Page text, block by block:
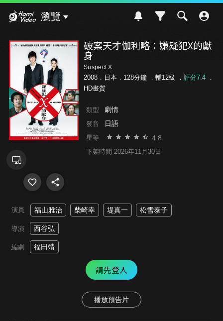
瀏覽
破案天才伽利略：嫌疑犯X的獻
身
Suspect X
2008．日本．128分鐘 ． 輔12級 ． 評分7.4．
HD畫質
類型 劇情
發音 日語
星等 4.8
下架時間 2026年11月30日
演員 福山雅治 柴崎幸 堤真一 松雪泰子
導演 西谷弘
編劇 福田靖
請先登入
播放預告片